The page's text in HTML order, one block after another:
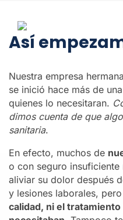
Así
Nuestra empresa
se inició hace más de
quienes lo necesitaran.
dimos cuenta de que
sanitaria.
En efecto, muchos de
o con seguro insuficiente
aliviar su dolor después
y lesiones laborales, pero
calidad, ni el